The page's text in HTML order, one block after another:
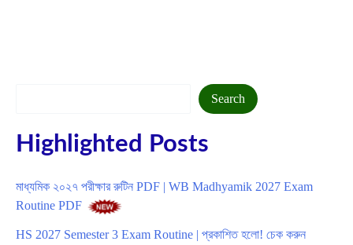
Search
Highlighted Posts
মাধ্যমিক ২০২৭ পরীক্ষার রুটিন PDF | WB Madhyamik 2027 Exam
Routine PDF
HS 2027 Semester 3 Exam Routine | প্রকাশিত হলো! চেক করুন